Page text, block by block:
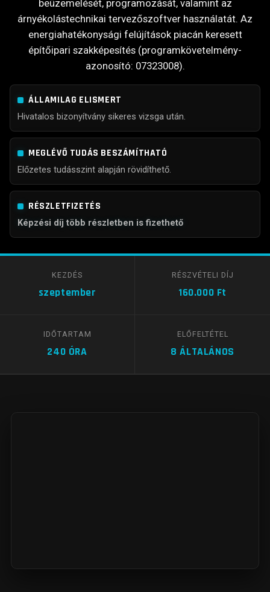
beüzemelését, programozását, valamint az
árnyékolástechnikai tervezőszoftver használatát. Az
energiahatékonysági felújítások piacán keresett
építőipari szakképesítés (programkövetelmény-
azonosító: 07323008).
ÁLLAMILAG ELISMERT
Hivatalos bizonyítvány sikeres vizsga után.
MEGLÉVŐ TUDÁS BESZÁMÍTHATÓ
Előzetes tudásszint alapján rövidíthető.
RÉSZLETFIZETÉS
Képzési díj több részletben is fizethető
KEZDÉS
szeptember
RÉSZVÉTELI DÍJ
160.000 Ft
IDŐTARTAM
240 ÓRA
ELŐFELTÉTEL
8 ÁLTALÁNOS